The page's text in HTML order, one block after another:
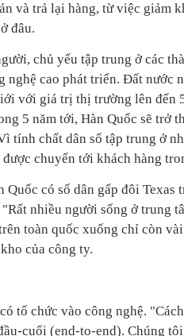
và trả lại hàng, từ việc giảm
đâu.
chủ yếu tập trung ở các
nghệ cao phát triển. Đất nước
với giá trị thị trường lên đến
5 năm tới, Hàn Quốc sẽ trở
tính chất dân số tập trung ở
chuyển tới khách hàng
có số dân gấp đôi Texas
nhiều người sống ở trung
toàn quốc xuống chỉ còn
của công ty.
tổ chức vào công nghệ.
cuối (end-to-end). Chúng